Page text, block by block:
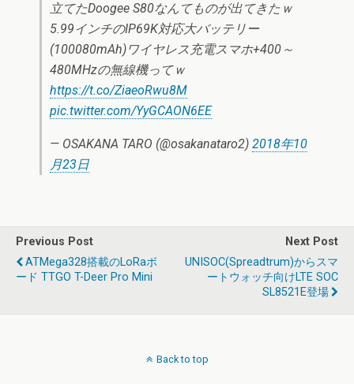
立てたDoogee S80なんてものが出てきたｗ
5.99インチのIP69K対応大バッテリー
(100080mAh)ワイヤレス充電スマホ+400～
480MHzの無線機ってｗ
https://t.co/ZiaeoRwu8M
pic.twitter.com/YyGCAON6EE
— OSAKANA TARO (@osakanataro2) 2018年10
月23日
Previous Post
ATMega328搭載のLoRaボ
ード TTGO T-Deer Pro Mini
Next Post
UNISOC(Spreadtrum)からスマ
ートウォッチ向けLTE SOC
SL8521E登場
Back to top